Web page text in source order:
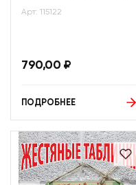
Арт: 115122
790,00 ₽
ПОДРОБНЕЕ